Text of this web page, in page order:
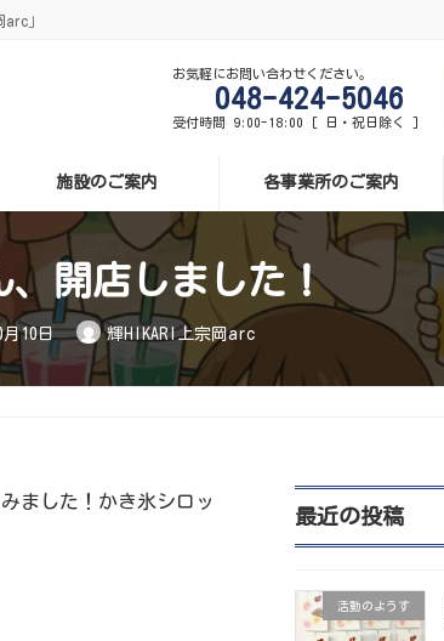
」
お気軽にお問い合わせください。
048-424-5046
受付時間 9:00-18:00 [ 日・祝日除く ]
施設のご案内 各事業所のご案内
、開店しました！
月10日 輝HIKARI上宗岡arc
ました！かき氷シロッ
最近の投稿
活動のようす